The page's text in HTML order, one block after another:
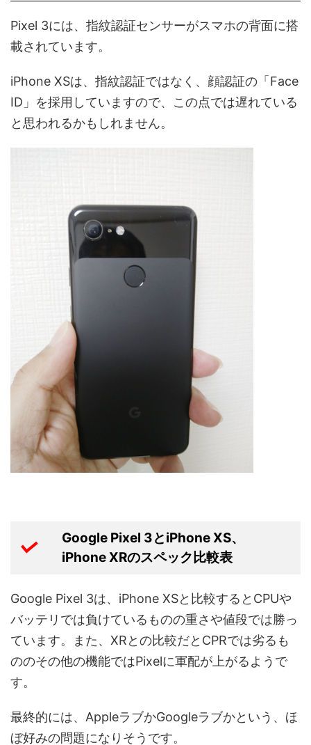
Pixel 3には、指紋認証センサーがスマホの背面に搭
載されています。
iPhone XSは、指紋認証ではなく、顔認証の「Face
ID」を採用していますので、この点では遅れている
と思われるかもしれません。
Google Pixel 3とiPhone XS、
iPhone XRのスペック比較表
Google Pixel 3は、iPhone XSと比較するとCPUや
バッテリでは負けているものの重さや値段では勝っ
ています。また、XRとの比較だとCPRでは劣るも
ののその他の機能ではPixelに軍配が上がるようで
す。
最終的には、AppleラブかGoogleラブかという、ほ
ぼ好みの問題になりそうです。